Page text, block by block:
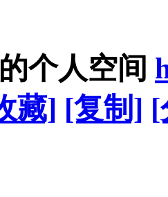
个人空间
藏] [复制] [